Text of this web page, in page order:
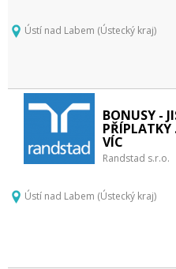
Ústí nad Labem (Ústecký kraj)
BONUSY -
VÍC
Randstad s.r.o.
Ústí nad Labem (Ústecký kraj)